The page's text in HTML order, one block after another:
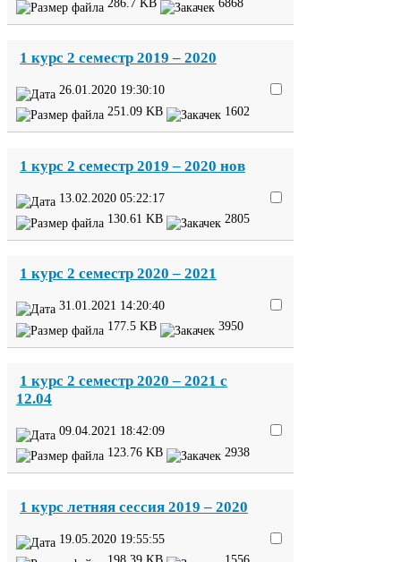
286.7 KB 6868
1 курс 2 семестр 2019 – 2020
26.01.2020 19:30:10
251 09 KB 1602
1 курс 2 семестр 2019 – 2020 нов
13 02 2020 05:22:17
130 61 KB 2805
1 курс 2 семестр 2020 – 2021
31 01 2021 14:20:40
177.5 KB 3950
1 курс 2 семестр 2020 – 2021 с
12.04
09.04.2021 18:42:09
123 76 KB 2938
1 курс летняя сессия 2019 – 2020
19 05 2020 19:55:55